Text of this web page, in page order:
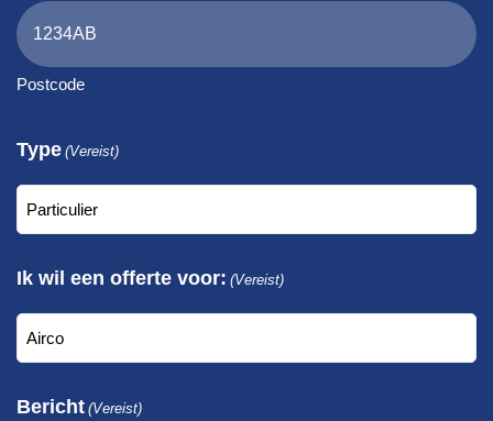
Postcode
Type (Vereist)
Ik wil een offerte voor: (Vereist)
Bericht (Vereist)